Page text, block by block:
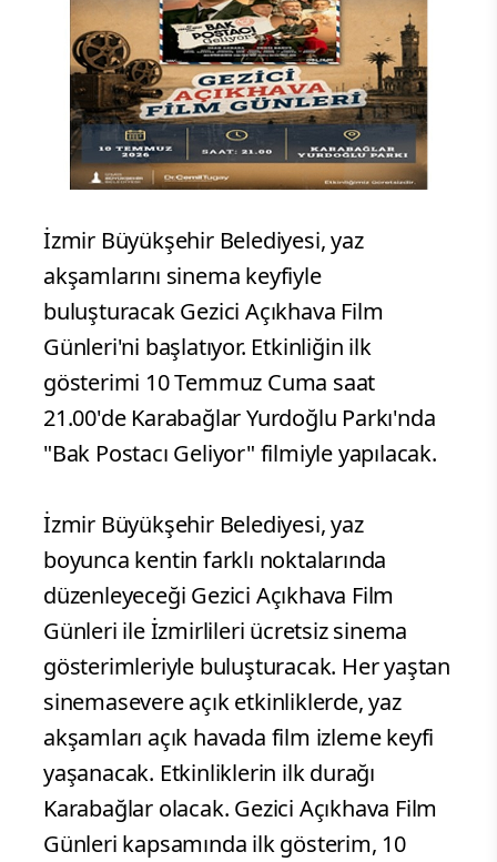
İzmir Büyükşehir Belediyesi, yaz
akşamlarını sinema keyfiyle
buluşturacak Gezici Açıkhava Film
Günleri'ni başlatıyor. Etkinliğin ilk
gösterimi 10 Temmuz Cuma saat
21.00'de Karabağlar Yurdoğlu Parkı'nda
"Bak Postacı Geliyor" filmiyle yapılacak.
İzmir Büyükşehir Belediyesi, yaz
boyunca kentin farklı noktalarında
düzenleyeceği Gezici Açıkhava Film
Günleri ile İzmirlileri ücretsiz sinema
gösterimleriyle buluşturacak. Her yaştan
sinemasevere açık etkinliklerde, yaz
akşamları açık havada film izleme keyfi
yaşanacak. Etkinliklerin ilk durağı
Karabağlar olacak. Gezici Açıkhava Film
Günleri kapsamında ilk gösterim, 10